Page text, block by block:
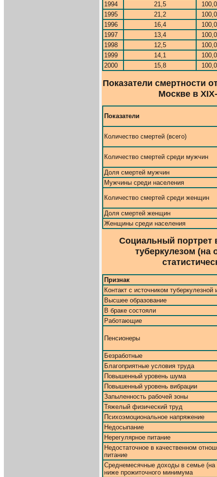
1994
21,5
100,0
1995
21,2
100,0
1996
16,4
100,0
1997
13,4
100,0
1998
12,5
100,0
1999
14,1
100,0
2000
15,8 100,0
Показатели смертности
Москве в
Показатели
Количество смертей (всего)
Количество смертей среди мужчин
Доля смертей мужчин
Мужчины среди населения
Количество смертей среди женщин
Доля смертей женщин
Женщины среди населения
Социальный
туберкулезом (на
Признак
Контакт с источником туберкулезной
Высшее образование
В браке состояли
Работающие
Пенсионеры
Безработные
Благоприятные условия труда
Повышенный уровень шума
Повышенный уровень вибрации
Запыленность рабочей зоны
Тяжелый физический труд
Психоэмоциональное напряжение
Недосыпание
Нерегулярное питание
Недостаточное в качественном
питание
Среднемесячные доходы в семье (на
ниже прожиточного минимума